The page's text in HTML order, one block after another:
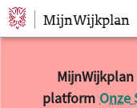
Sla navigatie over
MijnWijkplan
platform Onze